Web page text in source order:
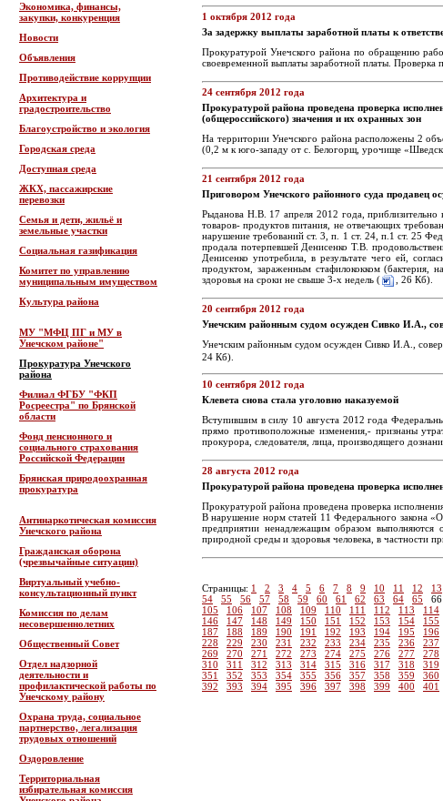
Экономика, финансы,
закупки, конкуренция
Новости
Объявления
Противодействие коррупции
Архитектура и
градостроительство
Благоустройство и экология
Городская среда
Доступная среда
ЖКХ, пассажирские
перевозки
Семья и дети, жильё и
земельные участки
Социальная газификация
Комитет по управлению
муниципальным имуществом
Культура района
МУ "МФЦ ПГ и МУ в
Унечском районе"
Прокуратура Унечского
района
Филиал ФГБУ "ФКП
Росреестра" по Брянской
области
Фонд пенсионного и
социального страхования
Российской Федерации
Брянская природоохранная
прокуратура
Антинаркотическая комиссия
Унечского района
Гражданская оборона
(чрезвычайные ситуации)
Виртуальный учебно-
консультационный пункт
Комиссия по делам
несовершеннолетних
Общественный Совет
Отдел надзорной
деятельности и
профилактической работы по
Унечскому району
Охрана труда, социальное
партнерство, легализация
трудовых отношений
Оздоровление
Территориальная
избирательная комиссия
1 октября 2012 года
За задержку выплаты заработной платы к
Прокуратурой Унечского района по обращению
своевременной выплаты заработной платы.
24 сентября 2012 года
Прокуратурой района проведена проверка
(общероссийского) значения и их охранных зон
На территории Унечского района расположены 2
(0,2 м к юго-западу от с. Белогорщ, урочище
21 сентября 2012 года
Приговором Унечского районного суда продавец
Рыданова Н.В. 17 апреля 2012 года,
товаров- продуктов питания, не отвечающих
нарушение требований ст. 3, п. 1 ст. 24, п.1 ст. 25
продала потерпевшей Денисенко Т.В.
Денисенко употребила, в результате чего ей,
продуктом, зараженным стафилококком (бактерия,
здоровья на сроки не свыше 3-х недель (
, 26 Кб).
20 сентября 2012 года
Унечским районным судом осужден Сивко И.А.,
Унечским районным судом осужден Сивко И.А.,
24 Кб).
10 сентября 2012 года
Клевета снова стала уголовно наказуемой
Вступившим в силу 10 августа 2012 года
прямо противоположные изменения,- признаны
прокурора, следователя, лица, производящего
28 августа 2012 года
Прокуратурой района проведена проверка
Прокуратурой района проведена проверка
В нарушение норм статей 11 Федерального закона
предприятии ненадлежащим образом выполняются
природной среды и здоровья человека, в частности
Страницы: 1 2 3 4 5 6 7 8 9 10 11 12 13
54
55 56 57 58 59 60 61 62 63 64 65
105
106 107 108 109 110 111 112 113 114
146
147 148 149 150 151 152 153 154 155
187
188 189 190 191 192 193 194 195 196
228
229 230 231 232 233 234 235 236 237
269
270 271 272 273 274 275 276 277 278
310
311 312 313 314 315 316 317 318 319
351
352 353 354 355 356 357 358 359 360
392
393 394 395 396 397 398 399 400 401